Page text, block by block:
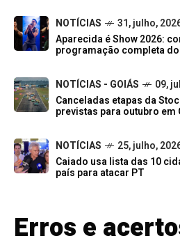
NOTÍCIAS
31, julho,
Aparecida é Show 2026:
programação completa
NOTÍCIAS - GOIÁS
09,
Canceladas etapas da
previstas para outubro em
NOTÍCIAS
25, julho,
Caiado usa lista das 10
país para atacar PT
Erros e